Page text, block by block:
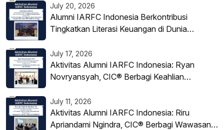
July 20, 2026
Alumni IARFC Indonesia Berkontribusi
Tingkatkan Literasi Keuangan di Dunia
July 17, 2026
Aktivitas Alumni IARFC Indonesia: Ryan
Novryansyah, CIC® Berbagi Keahlian
July 11, 2026
Aktivitas Alumni IARFC Indonesia: Riru
Apriandami Ngindra, CIC® Berbagi Wawasan